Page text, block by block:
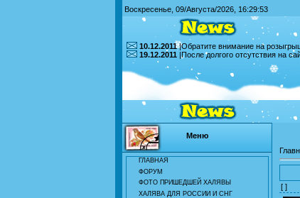
Воскресенье, 09/Августа/2026, 16:29:53
10.12.2011|Обратите внимание на
19.12.2011 |После долгого отсутствия на
Меню
ГЛАВНАЯ
ФОРУМ
ФОТО ПРИШЕДШЕЙ ХАЛЯВЫ
ХАЛЯВА ДЛЯ РОССИИ И СНГ
[ ]